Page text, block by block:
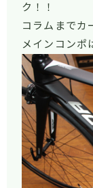
ク！！
コラムまでカ
メインコンポ